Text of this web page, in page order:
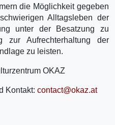
die Möglichkeit gegeben
Alltagsleben der
unter der Besatzung zu
zur Aufrechterhaltung der
zu leisten.
OKAZ
Kontakt: contact@okaz.at